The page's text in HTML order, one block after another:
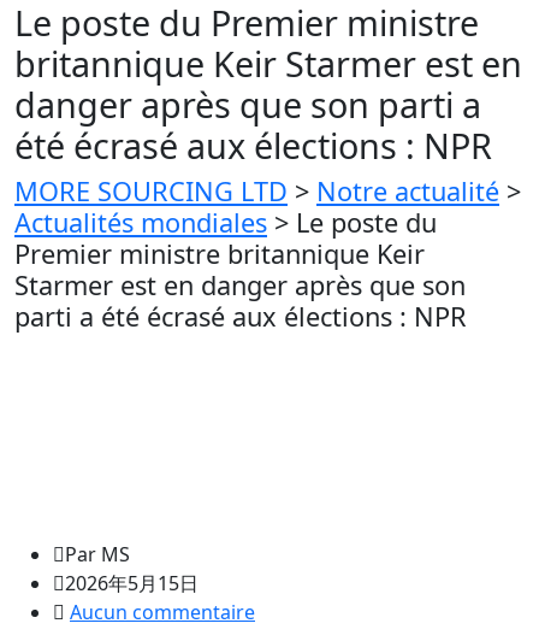
Le poste du Premier ministre
britannique Keir Starmer est en
danger après que son parti a
été écrasé aux élections : NPR
MORE SOURCING LTD > Notre actualité >
Actualités mondiales > Le poste du
Premier ministre britannique Keir
Starmer est en danger après que son
parti a été écrasé aux élections : NPR
Par MS
2026年5月15日
Aucun commentaire